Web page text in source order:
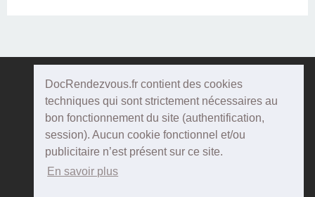
DocRendezvous.fr contient des cookies
techniques qui sont strictement nécessaires au
bon fonctionnement du site (authentification,
session). Aucun cookie fonctionnel et/ou
publicitaire n’est présent sur ce site.
En savoir plus
DocRendezvous
Qui sommes-nous ?
Conditions Générales d'utilisation